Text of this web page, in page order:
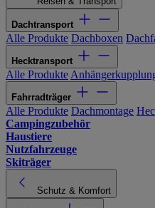
Dachtransport
Alle Produkte Dachboxen
Hecktransport
Alle Produkte
Fahrradträger
Alle Produkte Dachmontage
Campingzubehör
Haustiere
Nutzfahrzeuge
Skiträger
Schutz & Komfort